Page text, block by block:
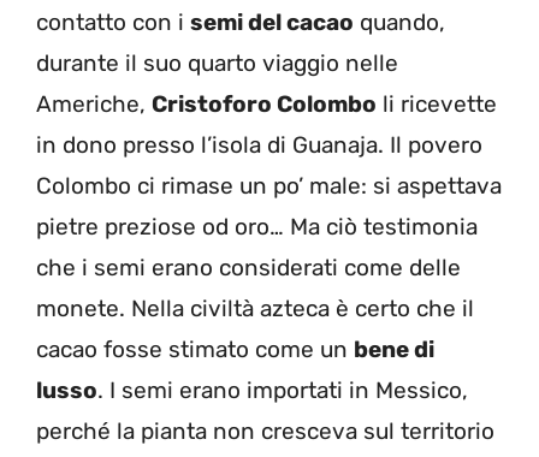
contatto con i semi del cacao quando,
durante il suo quarto viaggio nelle
Americhe, Cristoforo Colombo li ricevette
in dono presso l’isola di Guanaja. Il povero
Colombo ci rimase un po’ male: si aspettava
pietre preziose od oro… Ma ciò testimonia
che i semi erano considerati come delle
monete. Nella civiltà azteca è certo che il
cacao fosse stimato come un bene di
lusso. I semi erano importati in Messico,
perché la pianta non cresceva sul territorio